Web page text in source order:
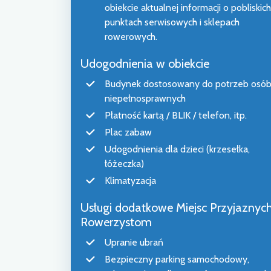
obiekcie aktualnej informacji o pobliskich
punktach serwisowych i sklepach
rowerowych.
Udogodnienia w obiekcie
Budynek dostosowany do potrzeb osób
niepełnosprawnych
Płatność kartą / BLIK / telefon, itp.
Plac zabaw
Udogodnienia dla dzieci (krzesełka,
łóżeczka)
Klimatyzacja
Usługi dodatkowe Miejsc
Rowerzystom
Upranie ubrań
Bezpieczny parking samochodowy,